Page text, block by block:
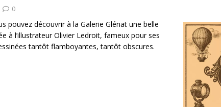
0
pouvez découvrir à la Galerie Glénat une belle
à l’illustrateur Olivier Ledroit, fameux pour ses
tantôt flamboyantes, tantôt obscures.